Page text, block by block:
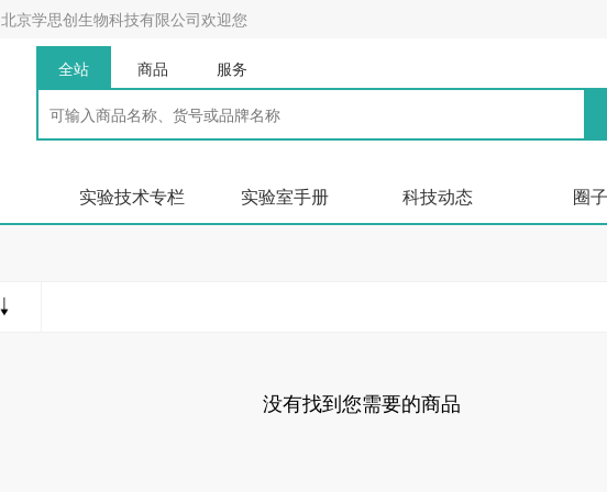
北京学思创生物科技有限公司欢迎您
全站 商品 服务
实验技术专栏 实验室手册 科技动态 圈子
没有找到您需要的商品